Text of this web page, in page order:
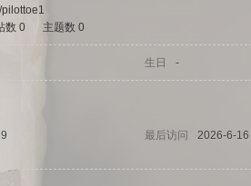
数 0 主题数 0
生日 -
最后访问
2026-6-